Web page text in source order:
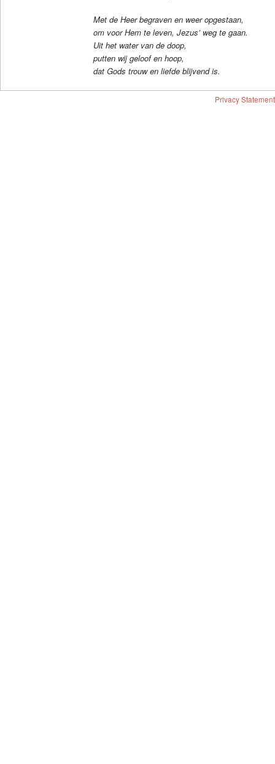
Met de Heer begraven en weer opgestaan,
om voor Hem te leven, Jezus’ weg te gaan.
Uit het water van de doop,
putten wij geloof en hoop,
dat Gods trouw en liefde blijvend is.
Privacy Statement